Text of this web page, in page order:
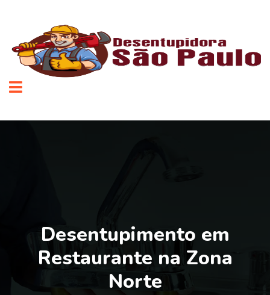
Desentupimento em
Restaurante na Zona
Norte